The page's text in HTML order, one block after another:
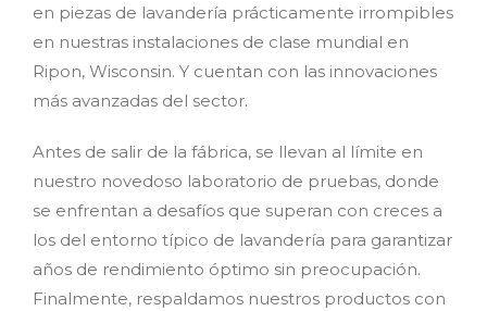
en piezas de lavandería prácticamente irrompibles
en nuestras instalaciones de clase mundial en
Ripon, Wisconsin. Y cuentan con las innovaciones
más avanzadas del sector.
Antes de salir de la fábrica, se llevan al límite en
nuestro novedoso laboratorio de pruebas, donde
se enfrentan a desafíos que superan con creces a
los del entorno típico de lavandería para garantizar
años de rendimiento óptimo sin preocupación.
Finalmente, respaldamos nuestros productos con